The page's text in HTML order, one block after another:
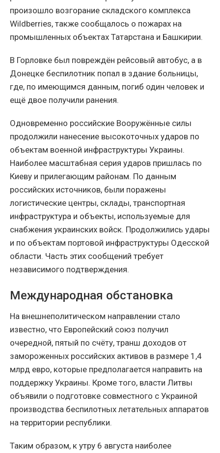
произошло возгорание складского комплекса
Wildberries, также сообщалось о пожарах на
промышленных объектах Татарстана и Башкирии.
В Горловке был повреждён рейсовый автобус, а в
Донецке беспилотник попал в здание больницы,
где, по имеющимся данным, погиб один человек и
ещё двое получили ранения.
Одновременно российские Вооружённые силы
продолжили нанесение высокоточных ударов по
объектам военной инфраструктуры Украины.
Наиболее масштабная серия ударов пришлась по
Киеву и прилегающим районам. По данным
российских источников, были поражены
логистические центры, склады, транспортная
инфраструктура и объекты, используемые для
снабжения украинских войск. Продолжились удары
и по объектам портовой инфраструктуры Одесской
области. Часть этих сообщений требует
независимого подтверждения.
Международная обстановка
На внешнеполитическом направлении стало
известно, что Европейский союз получил
очередной, пятый по счёту, транш доходов от
замороженных российских активов в размере 1,4
млрд евро, которые предполагается направить на
поддержку Украины. Кроме того, власти Литвы
объявили о подготовке совместного с Украиной
производства беспилотных летательных аппаратов
на территории республики.
Таким образом, к утру 6 августа наиболее